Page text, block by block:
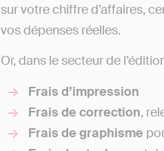
sur votre chiffre d’affaires,
vos dépenses réelles.
Or, dans le secteur de
Frais d’impression
Frais de correction,
Frais de graphisme